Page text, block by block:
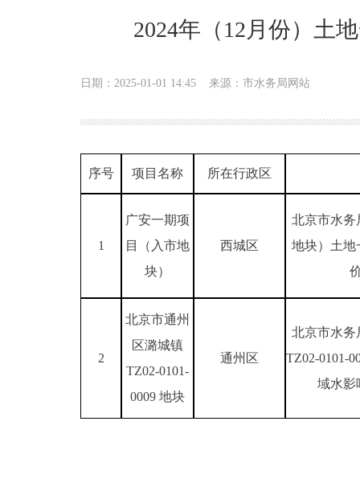
2024年（12月份）土
日期：2025-01-01 14:45 来源：市水务局网站
序号 项目名称 所在行政区
1
广安一期项
目（入市地
块）
西城区
北京市水务
地块）土地
2
北京市通州
区潞城镇
TZ02-0101-
0009 地块
通州区
北京市水务
TZ02-0101-
域水影